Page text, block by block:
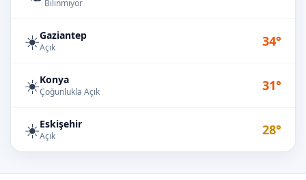
Bilinmiyor
☀️Gaziantep
Açık 34°
☀️Konya
Çoğunlukla Açık 31°
☀️Eskişehir
Açık 28°